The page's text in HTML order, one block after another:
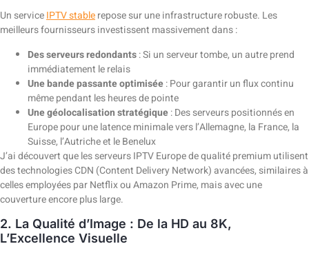
Un serviceIPTV stablerepose sur une infrastructure robuste. Les
meilleurs fournisseurs investissent massivement dans :
Des serveurs redondants: Si un serveur tombe, un autre prend
immédiatement le relais
Une bande passante optimisée: Pour garantir un flux continu
même pendant les heures de pointe
Une géolocalisation stratégique: Des serveurs positionnés en
Europe pour une latence minimale vers l’Allemagne, la France, la
Suisse, l’Autriche et le Benelux
J’ai découvert que les serveurs IPTV Europe de qualité premium utilisent
des technologies CDN (Content Delivery Network) avancées, similaires à
celles employées par Netflix ou Amazon Prime, mais avec une
couverture encore plus large.
2. La Qualité d’Image : De la HD au 8K,
L’Excellence Visuelle